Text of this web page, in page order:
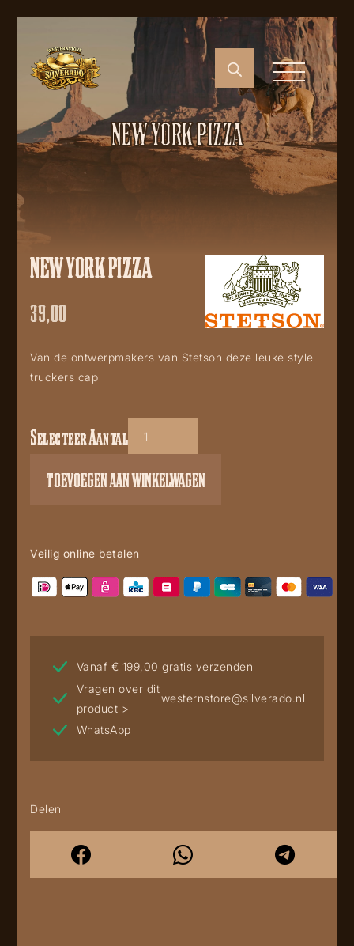
NEW YORK PIZZA
NEW YORK PIZZA
39,00
Van de ontwerpmakers van Stetson deze leuke style
truckers cap
New
Pizza
Selecteer Aantal
TOEVOEGEN AAN WINKELWAGEN
Veilig online betalen
Vanaf € 199,00 gratis verzenden
Vragen over dit
product >
westernstore@silverado.nl
WhatsApp
Delen